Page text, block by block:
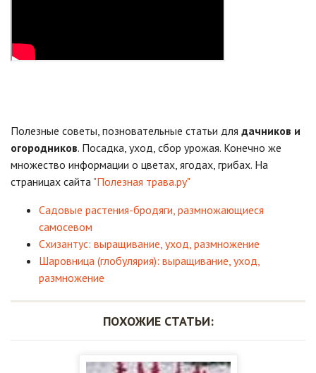
Полезные советы, позновательные статьи для дачников и
огородников. Посадка, уход, сбор урожая. Конечно же
множество информации о цветах, ягодах, грибах. На
страницах сайта "Полезная трава.ру"
Садовые растения-бродяги, размножающиеся
самосевом
Схизантус: выращивание, уход, размножение
Шаровница (глобулярия): выращивание, уход,
размножение
ПОХОЖИЕ СТАТЬИ: